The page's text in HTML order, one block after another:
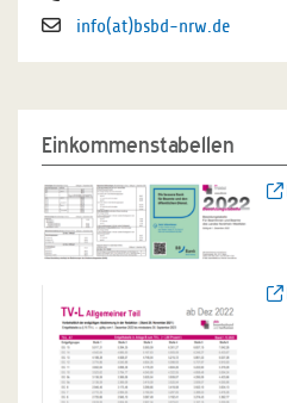
info(at)bsbd-nrw.de
Einkommenstabellen